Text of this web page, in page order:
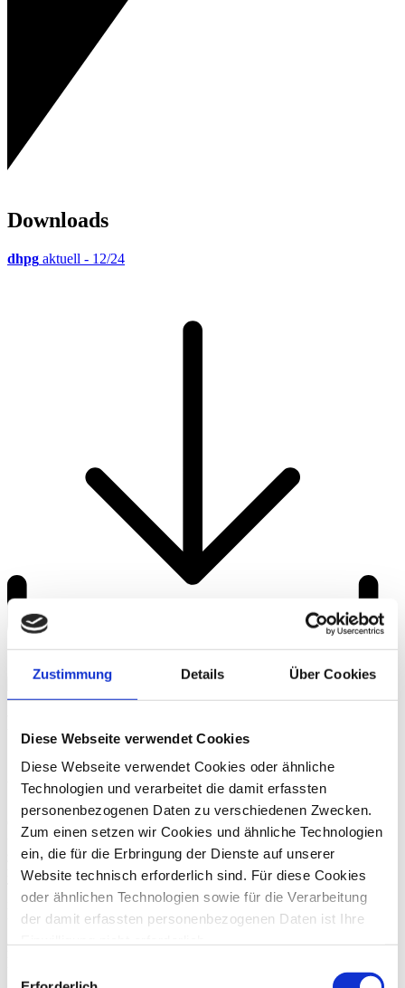
Zustimmung Details Über Cookies
Diese Webseite verwendet Cookies
Diese Webseite verwendet Cookies oder ähnliche
Technologien und verarbeitet die damit erfassten
personenbezogenen Daten zu verschiedenen Zwecken.
Zum einen setzen wir Cookies und ähnliche Technologien
ein, die für die Erbringung der Dienste auf unserer
Website technisch erforderlich sind. Für diese Cookies
oder ähnlichen Technologien sowie für die Verarbeitung
der damit erfassten personenbezogenen Daten ist Ihre
mit Ihrer ausdrücklichen Einwilligung einsetzen und die
Downloads
dhpg aktuell - 12/24
Speditionsrecht
Was regelt das Transportrecht?
Grundsätzlich regelt das Transportrecht den
Gütern , wobei zwischen nationalem und internationalem,
grenzüberschreitendem Transportrechtunterschieden werden
muss. Das nationale Transportrecht ist einheitlich für alle
internationale Transportrecht wird in völkerrechtlichen Verträgen
und Übereinkommen erfasst, etwa im Straßengüterverkehr der